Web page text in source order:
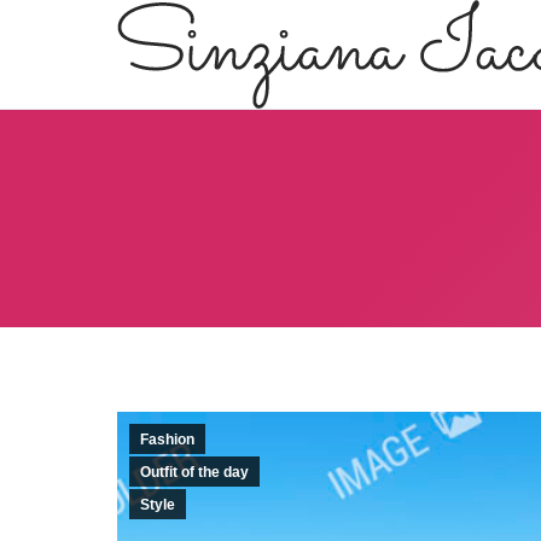
Fashion
Outfit of the day
Style